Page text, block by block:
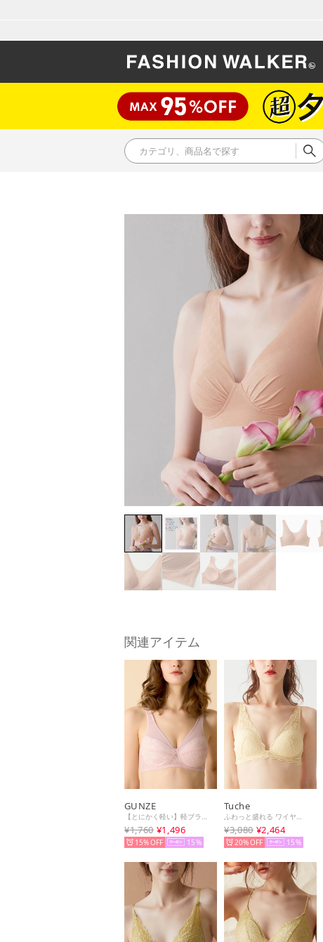
関連アイテム
GUNZE
【とにかく軽い】軽ブラ しっかり包むノンワイヤーブラジャー （アンティックローズ）
¥1,760 ¥1,496
15% 15
Tuche
ふわっと盛れる ワイヤレスブラジャー Sweet Make Bra （スィートイエロー）
¥3,080 ¥2,464
20% 15